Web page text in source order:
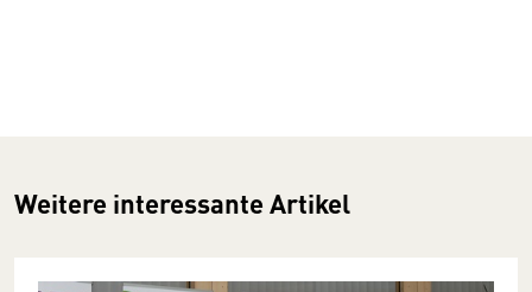
Weitere interessante Artikel